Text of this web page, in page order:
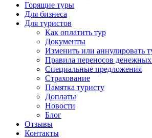
Горящие туры
Для бизнеса
Для туристов
Как оплатить тур
Документы
Изменить или аннулировать
Правила переносов денежных
Специальные предложения
Страхование
Памятка туристу
Доплаты
Новости
Блог
Отзывы
Контакты